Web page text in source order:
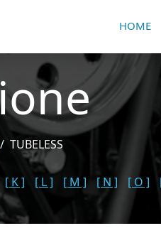
HOME
TUBELESS
[ K ] [ L ] [ M ] [ N ] [ O ]